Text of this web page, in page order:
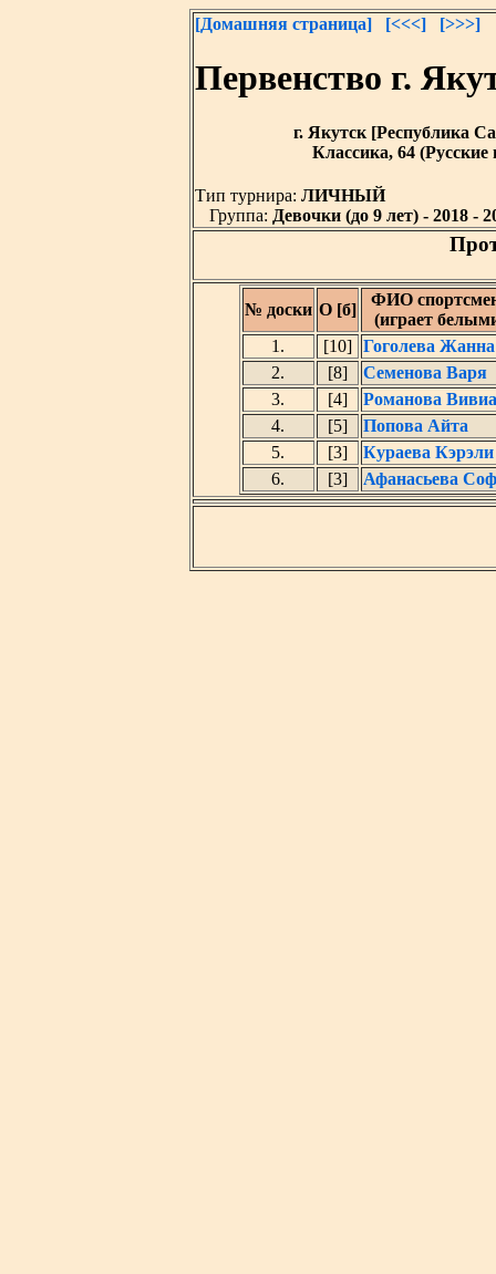
[Домашняя страница] [<<<] [>>>]
Первенство г.
г. Якутск [Республика
Классика, 64
Тип турнира: ЛИЧНЫЙ
Группа: Девочки (до 9 лет) - 2018 -
№ доски О [б]
ФИО
(играет
1.
[10]
Гоголева Жанна
2.
[8]
Семенова Варя
3.
[4]
Романова
4.
[5]
Попова Айта
5.
[3]
Кураева Кэрэли
6.
[3] Афанасьева